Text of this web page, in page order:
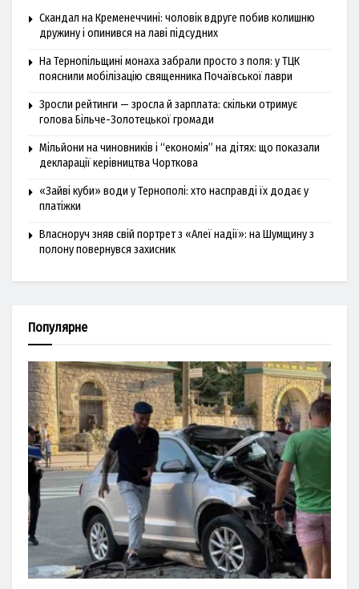
Скандал на Кременеччині: чоловік вдруге побив колишню
дружину і опинився на лаві підсудних
На Тернопільщині монаха забрали просто з поля: у ТЦК
пояснили мобілізацію священника Почаївської лаври
Зросли рейтинги — зросла й зарплата: скільки отримує
голова Більче-Золотецької громади
Мільйони на чиновників і “економія” на дітях: що показали
декларації керівництва Чорткова
«Зайві куби» води у Тернополі: хто насправді їх додає у
платіжки
Власноруч зняв свій портрет з «Алеї надії»: на Шумщину з
полону повернувся захисник
Популярне